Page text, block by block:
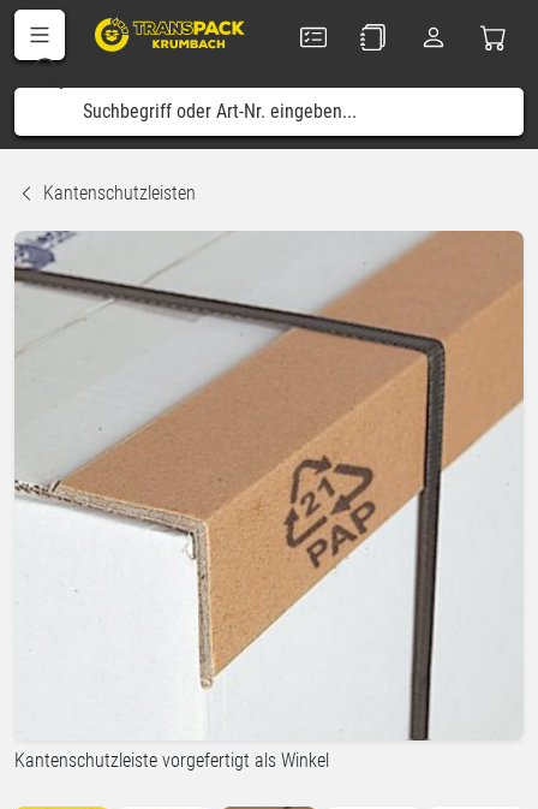
Kantenschutzleisten
Kantenschutzleiste vorgefertigt als Winkel